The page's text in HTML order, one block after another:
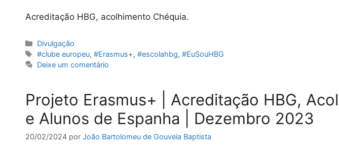
Acreditação HBG, acolhimento Chéquia.
Categorias
Divulgação
Etiquetas
#clube europeu,#Erasmus+,#escolahbg,#EuSouHBG
Deixe um comentário
Projeto Erasmus+ | Acreditação HBG,
e Alunos de Espanha | Dezembro 2023
20/02/2024 por João Bartolomeu de Gouveia Baptista